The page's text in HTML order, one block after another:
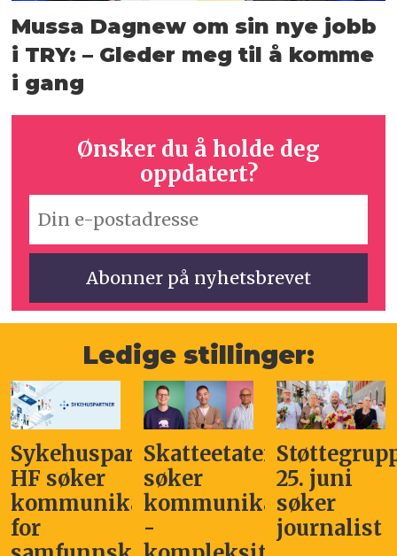
Mussa Dagnew om sin nye jobb
i TRY: – Gleder meg til å komme
i gang
Ønsker du å holde deg
oppdatert?
Ledige stillinger:
Sykehuspartner
HF søker
kommunikasjonssjef
for
Skatteetaten
søker
kommunikasjonsleder
-
25. juni
søker
journalist